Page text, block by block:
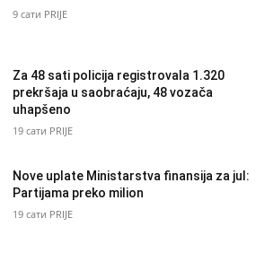
9 сати PRIJE
Za 48 sati policija registrovala 1.320
prekršaja u saobraćaju, 48 vozača
uhapšeno
19 сати PRIJE
Nove uplate Ministarstva finansija za jul:
Partijama preko milion
19 сати PRIJE